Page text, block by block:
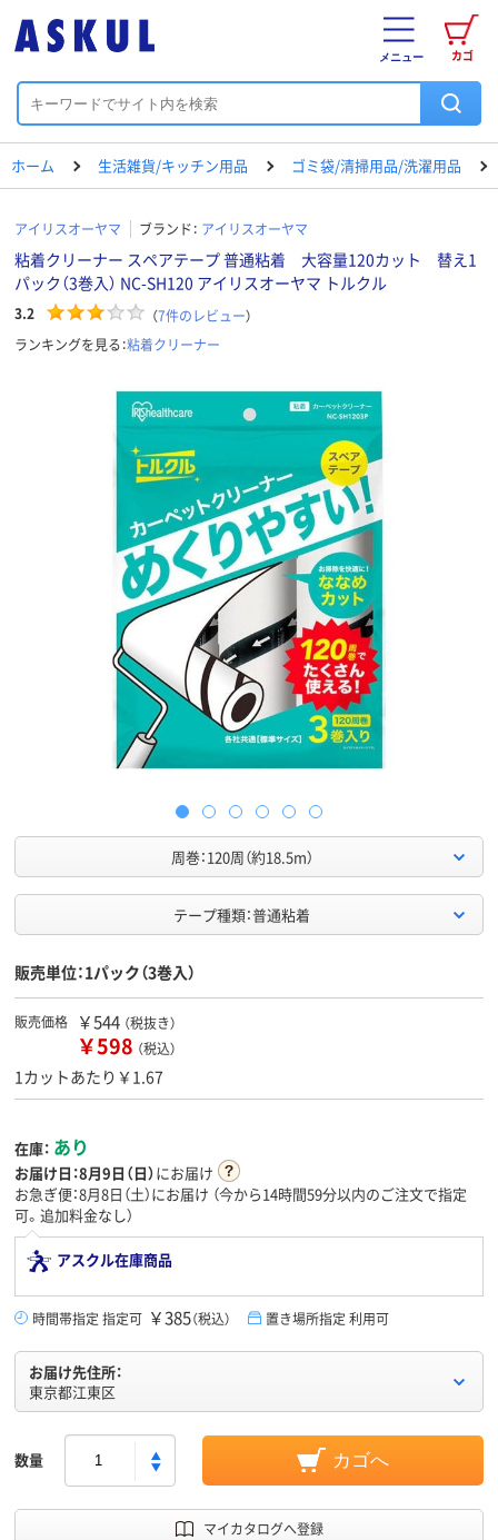
カゴ
メニュー
ホーム 生活雑貨/キッチン用品 ゴミ袋/清掃用品/洗濯用品
アイリスオーヤマ ブランド： アイリスオーヤマ
粘着クリーナー スペアテープ 普通粘着 大容量120カット 替え1
パック（3巻入） NC-SH120 アイリスオーヤマ トルクル
3.2 （7件のレビュー）
ランキングを見る：粘着クリーナー
周巻：120周（約18.5m）
テープ種類：普通粘着
販売単位：1パック（3巻入）
販売価格 ￥544 （税抜き）
￥598 （税込）
1カットあたり￥1.67
在庫： あり
お届け日：8月9日（日）にお届け
お急ぎ便：8月8日（土）にお届け （今から14時間59分以内のご注文で指定
可。追加料金なし）
アスクル在庫商品
時間帯指定 指定可 ￥385（税込） 置き場所指定 利用可
お届け先住所：
東京都江東区
数量 カゴへ
マイカタログへ登録